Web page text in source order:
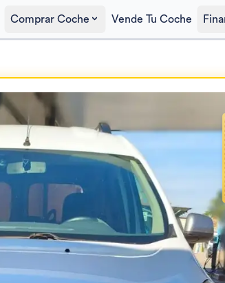
Comprar Coche Vende Tu Coche
9.250€